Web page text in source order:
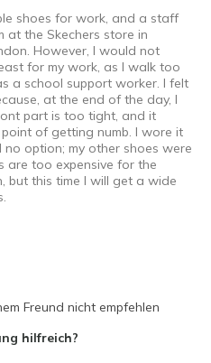
shoes for work, and a staff
at the Skechers store in
However, I would not
for my work, as I walk too
a school support worker. I felt
at the end of the day, I
part is too tight, and it
of getting numb. I wore it
no option; my other shoes were
are too expensive for the
but this time I will get a wide
Freund nicht empfehlen
hilfreich?